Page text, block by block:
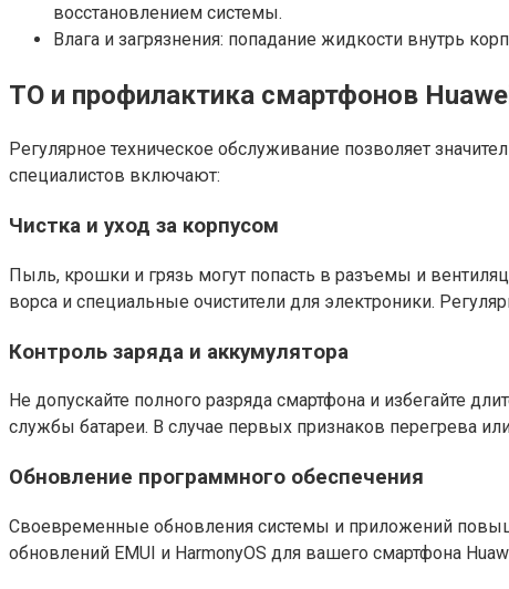
восстановлением системы.
Влага и загрязнения: попадание жидкости внутрь
ТО и профилактика смартфонов
Регулярное техническое обслуживание позволяет
специалистов включают:
Чистка и уход за корпусом
Пыль, крошки и грязь могут попасть в разъемы и
ворса и специальные очистители для электроники.
Контроль заряда и аккумулятора
Не допускайте полного разряда смартфона и избегайте
службы батареи. В случае первых признаков перегрева
Обновление программного обеспечения
Своевременные обновления системы и приложений
обновлений EMUI и HarmonyOS для вашего смартфона